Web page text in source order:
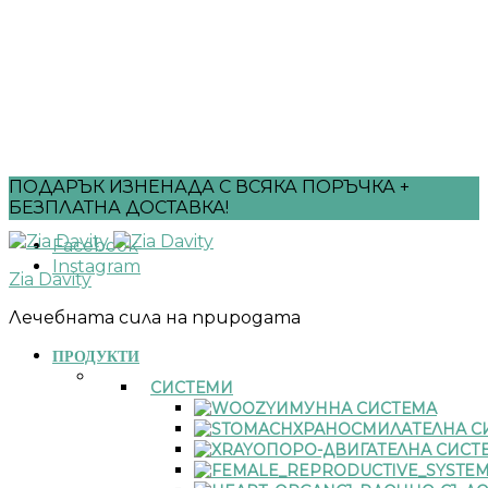
ПОДАРЪК ИЗНЕНАДА С ВСЯКА ПОРЪЧКА +
БЕЗПЛАТНА ДОСТАВКА!
Facebook
Instagram
Zia Davity
Лечебната сила на природата
ПРОДУКТИ
СИСТЕМИ
ИМУННА СИСТЕМА
ХРАНОСМИЛАТЕЛНА
ОПОРО-ДВИГАТЕЛНА